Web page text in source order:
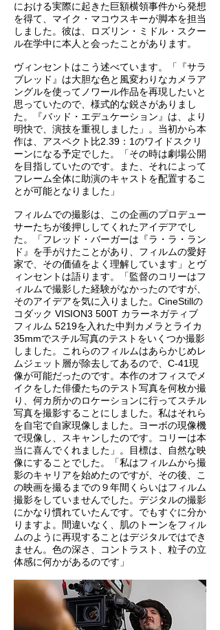
における実際に起きた巨額横領事件から発想
を得て、マイク・マコウスキーが脚本を担当
しました。彼は、ロズリン・ミドル・スクー
ル在学中に本人と会ったことがあります。
ヴィンセントはこう述べています。「『サラ
ブレッド』は大胆な色と風変わりなカメラア
ングルを使ってノワール作品を再現したいと
思っていたので、様式的な鋭さがありまし
た。『バッド・エデュケーション』は、より
明快で、演技を重視しました」。当初から本
作は、アスペクト比2.39：1のワイドスクリ
ーンになる予定でした。「その時は劇場公開
を目指していたのです。また、それによって
フレーム全体に助演のキャストを配置するこ
とが可能となりました」
フィルムでの撮影は、この企画のプロデュー
サーたちが後押ししてくれたアイデアでし
た。「フレッド・バーガーは『ラ・ラ・ラン
ド』を手がけたことがあり、フィルムの愛好
家で、その価値をよく理解しています」とヴ
ィンセントは語ります。「監督のコリーはフ
ィルムで撮影した経験がなかったのですが、
そのアイデアを気に入りました。CineStillの
コダック VISION3 500T カラーネガティブ
フィルム 5219を入れた中判カメラとライカ
35mmでスチル写真のテストをいくつか撮影
しました。これらのフィルムはあらかじめレ
ムジェット層が除去してあるので、C-41現
像が可能だったのです。本作のオフィスでメ
イクをした俳優たちのテスト写真を何枚か撮
り、何カ所かのロケーションに行ってスチル
写真を撮影することにしました。私はそれら
を自宅で自家現像しました。ヨーボの現像機
で現像し、スキャンしたのです。コリーは本
当に喜んでくれました」。目標は、自然な映
像にすることでした。「私はフィルムから撮
影のキャリアを始めたのですが、その後、こ
の映画を撮るまでの９年間くらいはフィルム
撮影をしていませんでした。デジタルの撮影
にかなり慣れていたんです。でもすぐに分か
りますよ。間違いなく、肌のトーンをフィル
ムのように再現することはデジタルではでき
ません。色の深さ、コントラスト、粒子の立
体感に何かがあるのです」